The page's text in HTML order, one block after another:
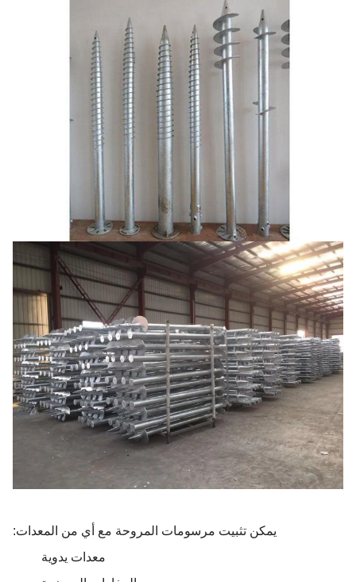
يمكن تثبيت مرسومات المروحة مع أي من المعدات:
معدات يدوية